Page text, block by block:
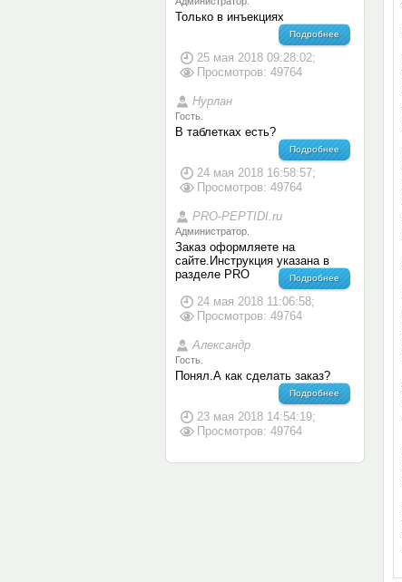
Только в инъекциях
Подробнее
25 мая 2018 09:28:02;
Просмотров: 49764
Нурлан
Гость.
В таблетках есть?
Подробнее
24 мая 2018 16:58:57;
Просмотров: 49764
PRO-PEPTIDI.ru
Администратор.
Заказ оформляете на
сайте.Инструкция указана в
разделе PRO
Подробнее
24 мая 2018 11:06:58;
Просмотров: 49764
Александр
Гость.
Понял.А как сделать заказ?
Подробнее
23 мая 2018 14:54:19;
Просмотров: 49764